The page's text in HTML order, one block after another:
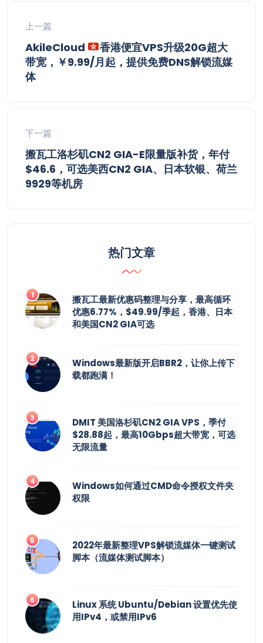
上一篇
AkileCloud
香港便宜VPS升级20G超大
带宽，￥9.99/月起，提供免费DNS解锁流媒
体
下一篇
搬瓦工洛杉矶CN2 GIA-E限量版补货，年付
$46.6，可选美西CN2 GIA、日本软银、荷兰
9929等机房
热门文章
搬瓦工最新优惠码整理与分享，最高循环
优惠6.77%，$49.99/季起，香港、日本
和美国CN2 GIA可选
Windows最新版开启BBR2，让你上传下
载都跑满！
DMIT 美国洛杉矶CN2 GIA VPS，季付
$28.88起，最高10Gbps超大带宽，可选
无限流量
Windows如何通过CMD命令授权文件夹
权限
2022年最新整理VPS解锁流媒体一键测试
脚本（流媒体测试脚本）
Linux 系统 Ubuntu/Debian 设置优先使
用IPv4，或禁用IPv6